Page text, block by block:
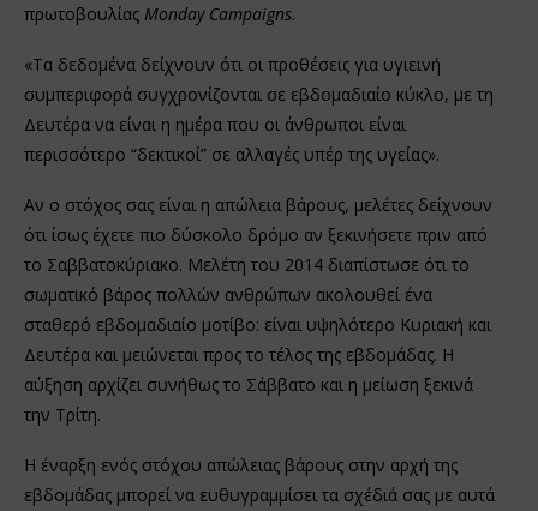
πρωτοβουλίας Monday Campaigns.
«Τα δεδομένα δείχνουν ότι οι προθέσεις για υγιεινή
συμπεριφορά συγχρονίζονται σε εβδομαδιαίο κύκλο, με τη
Δευτέρα να είναι η ημέρα που οι άνθρωποι είναι
περισσότερο “δεκτικοί” σε αλλαγές υπέρ της υγείας».
Αν ο στόχος σας είναι η απώλεια βάρους, μελέτες δείχνουν
ότι ίσως έχετε πιο δύσκολο δρόμο αν ξεκινήσετε πριν από
το Σαββατοκύριακο. Μελέτη του 2014 διαπίστωσε ότι το
σωματικό βάρος πολλών ανθρώπων ακολουθεί ένα
σταθερό εβδομαδιαίο μοτίβο: είναι υψηλότερο Κυριακή και
Δευτέρα και μειώνεται προς το τέλος της εβδομάδας. Η
αύξηση αρχίζει συνήθως το Σάββατο και η μείωση ξεκινά
την Τρίτη.
Η έναρξη ενός στόχου απώλειας βάρους στην αρχή της
εβδομάδας μπορεί να ευθυγραμμίσει τα σχέδιά σας με αυτά